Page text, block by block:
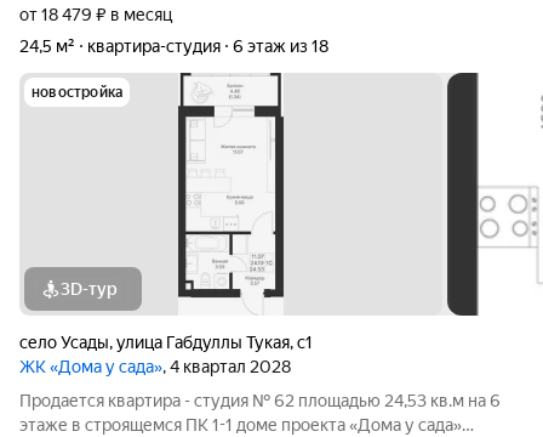
от 18 479 ₽ в месяц
24,5 м²
квартира-студия 6 этаж из 18
новостройка
3D-тур
село Усады,улица Габдуллы Тукая,с1
ЖК «Дома у сада», 4 квартал 2028
Продается квартира - студия № 62 площадью 24,53 кв.м на 6
этаже в строящемся ПК 1-1 доме проекта «Дома у сада»